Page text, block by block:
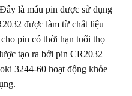
là mẫu pin được sử dụng
được làm từ chất liệu
pin có thời hạn tuổi thọ
tạo ra bởi pin CR2032
3244-60 hoạt động khỏe